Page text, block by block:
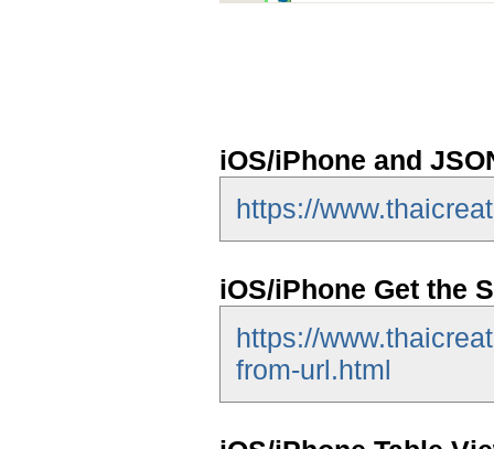
iOS/iPhone and
https://
iOS/iPhone Get the
https://
from-url.html